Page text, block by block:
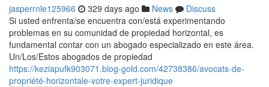
jasperrnle125966 329 days ago News
Discuss
Si usted enfrenta/se encuentra con/está experimentando
problemas en su comunidad de propiedad horizontal, es
fundamental contar con un abogado especializado en este área.
Un/Los/Estos abogados de propiedad
https://keziapufk903071.blog-gold.com/42738386/avocats-de-
propriété-horizontale-votre-expert-juridique